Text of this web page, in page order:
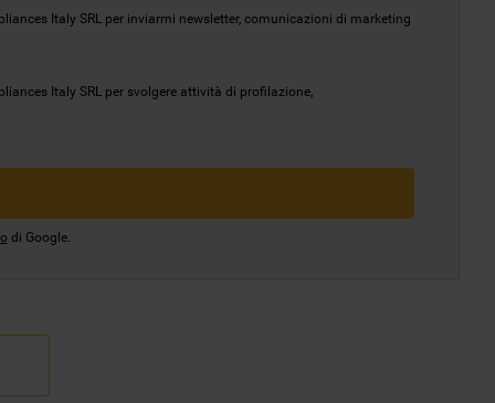
Italy SRL per inviarmi newsletter, comunicazioni di marketing
Italy SRL per svolgere attività di profilazione,
di Google.